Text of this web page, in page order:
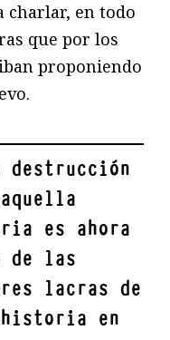
charlar, en todo
que por los
proponiendo
destrucción
es ahora
de las
lacras de
en